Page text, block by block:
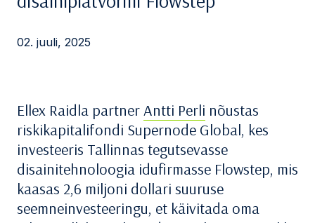
02. juuli, 2025
Ellex Raidla partnerAntti Perli nõustas
riskikapitalifondi Supernode Global, kes
investeeris Tallinnas tegutsevasse
disainitehnoloogia idufirmasse Flowstep, mis
kaasas 2,6 miljoni dollari suuruse
seemneinvesteeringu, et käivitada oma